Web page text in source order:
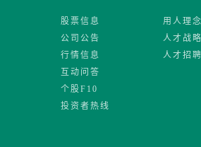
股票信息
公司公告
行情信息
互动问答
个股F10
投资者热线
用人理念
人才战略
人才招聘